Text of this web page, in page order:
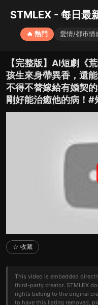
STMLEX - 每日最
🔥 熱門 愛情/都市情
【完整版】AI短劇《
孩生來身帶異香，還
不得不替嫁給有婚契
剛好能治癒他的病！
☆ 收藏
This video is embedded
third-party creator. STMLEX
rights belong to the original
to have this listing removed,